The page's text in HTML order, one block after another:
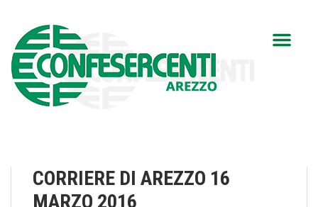
CORRIERE DI AREZZO 16
MARZO 2016